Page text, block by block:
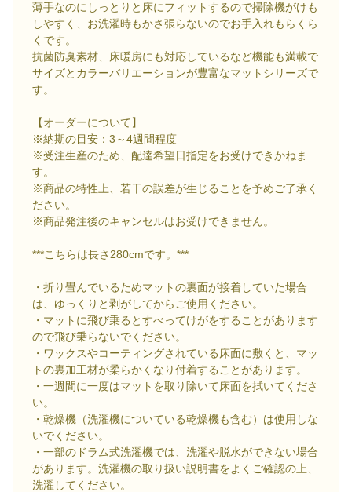
薄手なのにしっとりと床にフィットするので掃除機がけも
しやすく、お洗濯時もかさ張らないのでお手入れもらくら
くです。
抗菌防臭素材、床暖房にも対応しているなど機能も満載で
サイズとカラーバリエーションが豊富なマットシリーズで
す。
【オーダーについて】
※納期の目安：3～4週間程度
※受注生産のため、配達希望日指定をお受けできかねま
す。
※商品の特性上、若干の誤差が生じることを予めご了承く
ださい。
※商品発注後のキャンセルはお受けできません。
***こちらは長さ280cmです。***
・折り畳んでいるためマットの裏面が接着していた場合
は、ゆっくりと剥がしてからご使用ください。
・マットに飛び乗るとすべってけがをすることがあります
ので飛び乗らないでください。
・ワックスやコーティングされている床面に敷くと、マッ
トの裏加工材が柔らかくなり付着することがあります。
・一週間に一度はマットを取り除いて床面を拭いてくださ
い。
・乾燥機（洗濯機についている乾燥機も含む）は使用しな
いでください。
・一部のドラム式洗濯機では、洗濯や脱水ができない場合
があります。洗濯機の取り扱い説明書をよくご確認の上、
洗濯してください。